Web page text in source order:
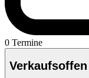
0 Termine